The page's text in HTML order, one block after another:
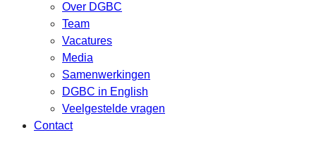
Over DGBC
Team
Vacatures
Media
Samenwerkingen
DGBC in English
Veelgestelde vragen
Contact